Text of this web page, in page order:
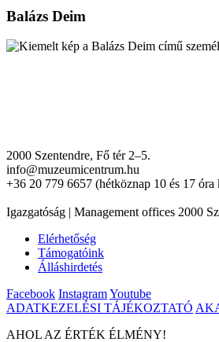
Balázs Deim
2000 Szentendre, Fő tér 2–5.
info@muzeumicentrum.hu
+36 20 779 6657 (hétköznap 10 és 17
Igazgatóság | Management offices 2000
Elérhetőség
Támogatóink
Álláshirdetés
Facebook InstagramYoutube
ADATKEZELÉSI TÁJÉKOZTATÓ
AHOL AZ ÉRTÉK ÉLMÉNY!